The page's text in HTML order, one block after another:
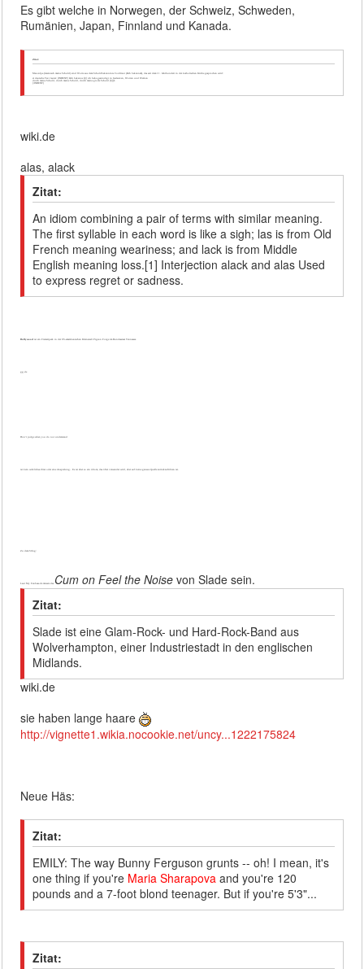
Es gibt welche in Norwegen, der Schweiz, Schweden,
Rumänien, Japan, Finnland und Kanada.
Zitat:
Mea culpa (lateinisch meine Schuld) sind Worte aus dem Schuldbekenntnis Confiteor (âIch bekenneâ), das seit dem 11. Jahrhundert in der katholischen Kirche gesprochen wird:
er deutsche Text lautet:
[INDENT] âIch bekenne [â¦] ich habe gesündigt in Gedanken, Worten und Werken
durch meine Schuld, durch meine Schuld, durch meine groÃe Schuld [â¦]]â
[/INDENT]
wiki.de
alas, alack
Zitat:
An idiom combining a pair of terms with similar meaning.
The first syllable in each word is like a sigh; las is from Old
French meaning weariness; and lack is from Middle
English meaning loss.[1] Interjection alack and alas Used
to express regret or sadness.
Dollywood ist ein Freizeitpark in der US-amerikanischen Kleinstadt Pigeon Forge im Bundesstaat Tennessee
gg.de
Don't judge what you do not understand
ist kein wirkliches Zitat oder eine Anspielung.. Es ist eher so ein idiom, das öfter verwendet wird, aber auf keine genaue Quelle zurückzuführen ist.
Zu dem SOng:
Laut My Fanbase.de müsste das Cum on Feel the Noise von Slade sein.
Zitat:
Slade ist eine Glam-Rock- und Hard-Rock-Band aus
Wolverhampton, einer Industriestadt in den englischen
Midlands.
wiki.de
sie haben lange haare
http://vignette1.wikia.nocookie.net/uncy...1222175824
Neue Häs:
Zitat:
EMILY: The way Bunny Ferguson grunts -- oh! I mean, it's
one thing if you're Maria Sharapova and you're 120
pounds and a 7-foot blond teenager. But if you're 5'3"...
Zitat: